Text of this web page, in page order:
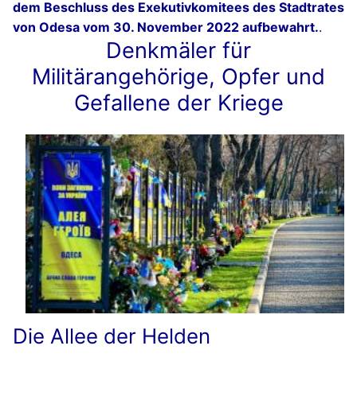
dem Beschluss des Exekutivkomitees des Stadtrates
von Odesa vom 30. November 2022 aufbewahrt..
Denkmäler für
Militärangehörige, Opfer und
Gefallene der Kriege
Die Allee der Helden